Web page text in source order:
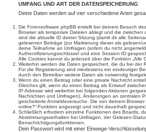
UMFANG UND ART DER DATENSPEICHERUNG
Deine Daten werden auf vier verschiedene Arten
Die Forensoftware phpBB erstellt bei deinem Besuch
Browser als temporäre Dateien ablegt und die
sind die aktuelle ID deiner Sitzung (damit dir alle
gelesenen Beiträge (zur Markierung dieser als
deine Teilnahme an Umfragen (sofern du nicht
Authentifizierungsschlüssel und eine Session-ID
Alle Cookies kannst du jederzeit über die Funktion „Alle
Weiterhin werden die Daten gespeichert, die du bei der
Für die Registrierung sind mindestens ein eindeutiger
durch den Betreiber weitere Daten als notwendig
Wenn du einen Beitrag oder eine private Nachricht
Gleiches gilt, wenn du einen Beitrag als Entwurf
IP-Adresse wird weiterhin bei folgenden Aktionen
Nachrichten und Umfragen), Änderungen an zentralen
gescheiterte Anmeldeversuche. Die von deinem
online?“-Funktion angezeigt und nicht dauerhaft
Schließlich erfordern einzelne Funktionen des Boards,
Abstimmungsverhalten bei Umfragen, der Gelesen-
Benachrichtigungsfunktionen.
Dein Passwort wird mit einer Einwege-